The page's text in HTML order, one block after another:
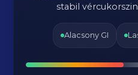
stabil
Alacsony GI